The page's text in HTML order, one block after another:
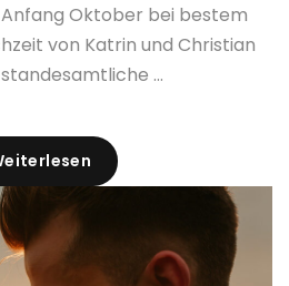
Oktober bei bestem
von Katrin und Christian
...